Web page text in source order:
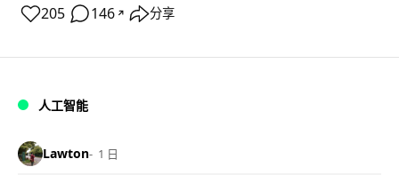
205 146 ↗ 分享
人工智能
Lawton 1 日